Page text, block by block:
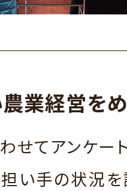
業経営を
せてアンケー
い手の状況を